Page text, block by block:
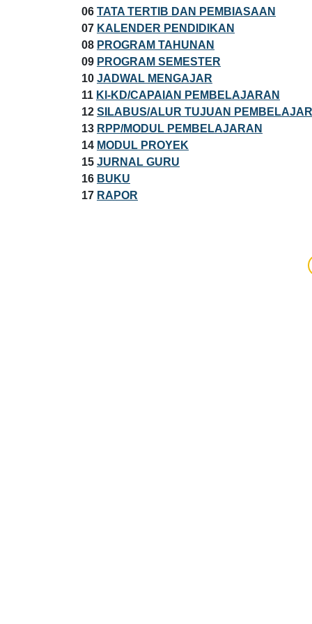
06 TATA TERTIB DAN PEMBIASAAN
07 KALENDER PENDIDIKAN
08 PROGRAM TAHUNAN
09 PROGRAM SEMESTER
10 JADWAL MENGAJAR
11 KI-KD/CAPAIAN PEMBELAJARAN
12 SILABUS/ALUR TUJUAN
13 RPP/MODUL PEMBELAJARAN
14 MODUL PROYEK
15 JURNAL GURU
16 BUKU
17 RAPOR